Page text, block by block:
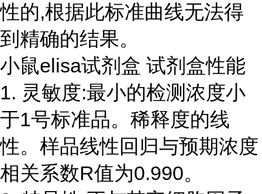
性的,根据此标准曲线无法得
到精确的结果。
小鼠elisa试剂盒 试剂盒性能
1. 灵敏度:最小的检测浓度小
于1号标准品。稀释度的线
性。样品线性回归与预期浓度
相关系数R值为0.990。